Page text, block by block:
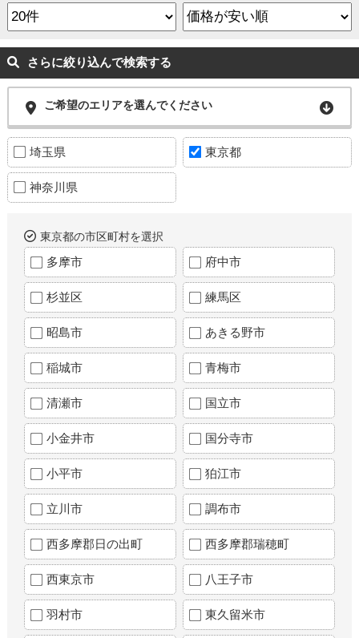
さらに絞り込んで検索する
ご希望のエリアを選んでください
埼玉県 東京都
神奈川県
東京都の市区町村を選択
多摩市 府中市
杉並区 練馬区
昭島市 あきる野市
稲城市 青梅市
清瀬市 国立市
小金井市 国分寺市
小平市 狛江市
立川市 調布市
西多摩郡日の出町 西多摩郡瑞穂町
西東京市 八王子市
羽村市 東久留米市